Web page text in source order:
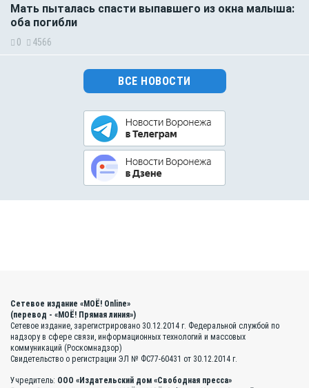
Мать пыталась спасти выпавшего из окна малыша:
оба погибли
0 4566
ВСЕ НОВОСТИ
Сетевое издание «МОЁ! Online»
(перевод - «МОЁ! Прямая линия»)
Сетевое издание, зарегистрировано 30.12.2014 г. Федеральной службой по
надзору в сфере связи, информационных технологий и массовых
коммуникаций (Роскомнадзор)
Свидетельство о регистрации ЭЛ № ФС77-60431 от 30.12.2014 г.
Учредитель: ООО «Издательский дом «Свободная пресса»